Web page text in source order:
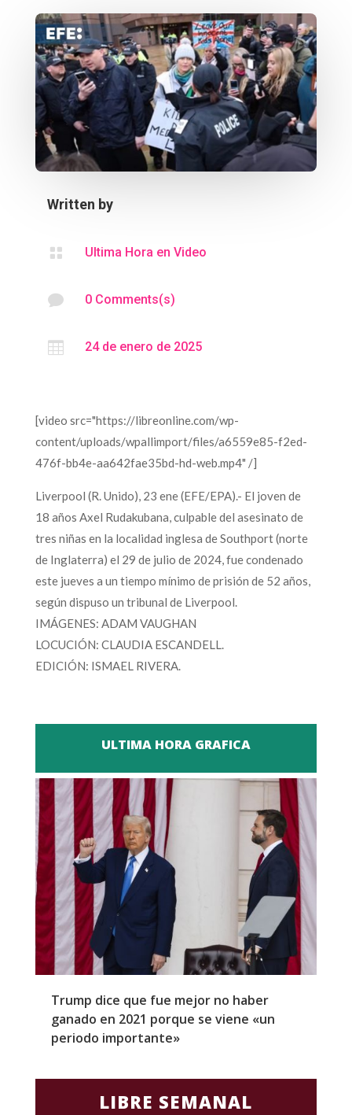
Written by
 Ultima Hora en Video
 0 Comments(s)
 24 de enero de 2025
[video src="https://libreonline.com/wp-
content/uploads/wpallimport/files/a6559e85-f2ed-
476f-bb4e-aa642fae35bd-hd-web.mp4" /]
Liverpool (R. Unido), 23 ene (EFE/EPA).- El joven de
18 años Axel Rudakubana, culpable del asesinato de
tres niñas en la localidad inglesa de Southport (norte
de Inglaterra) el 29 de julio de 2024, fue condenado
este jueves a un tiempo mínimo de prisión de 52 años,
según dispuso un tribunal de Liverpool.
IMÁGENES: ADAM VAUGHAN
LOCUCIÓN: CLAUDIA ESCANDELL.
EDICIÓN: ISMAEL RIVERA.
ULTIMA HORA GRAFICA
Trump dice que fue mejor no haber
ganado en 2021 porque se viene «un
periodo importante»
LIBRE SEMANAL